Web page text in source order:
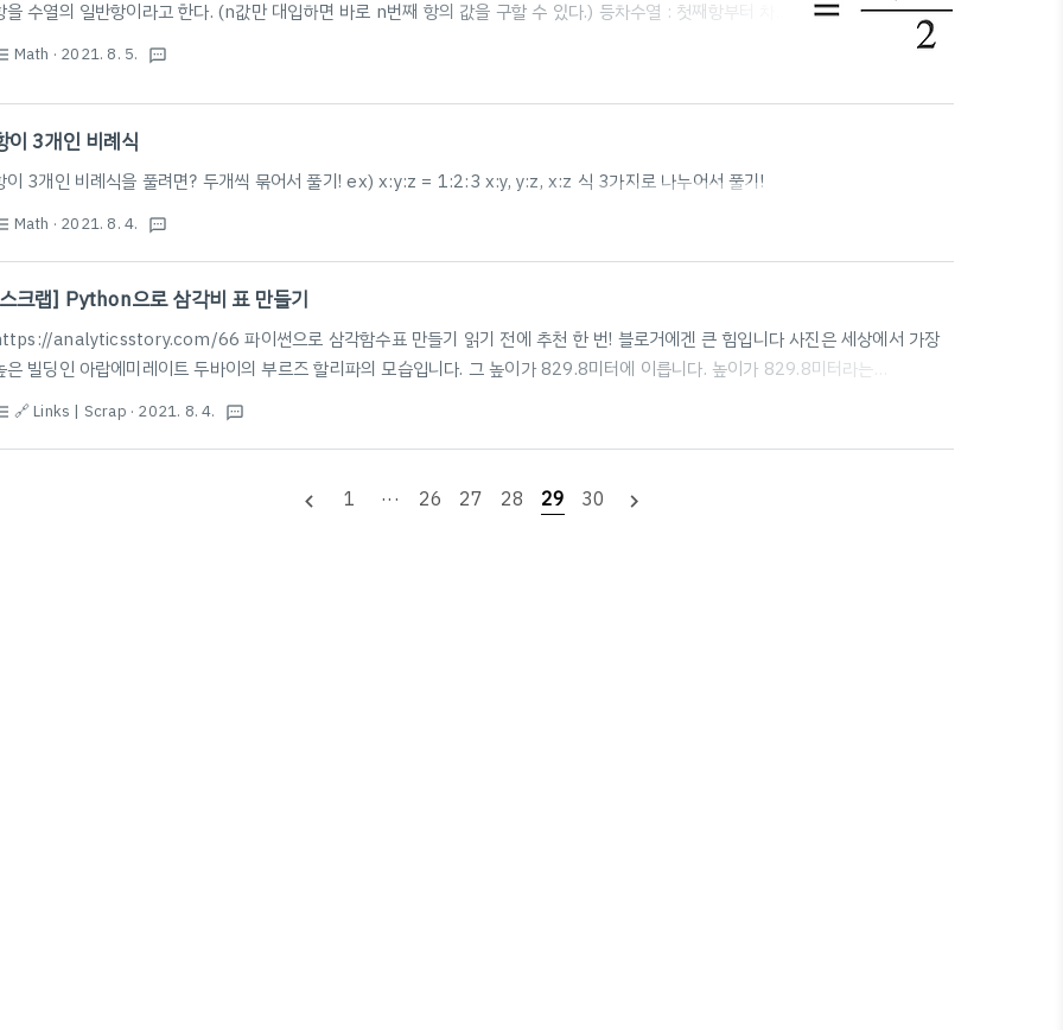
을 수열의 일반항이라고 한다. (n값만 대입하면 바로 n번째 항의 값을 구할 수 있다.) 등차수열 : 첫째항부터 차례
대로 일정한 수를 더하여 만든 수열 공차: 등차수열에서 더하는 일정한 수 (공통된 차이) 등차수열의 일반항:
n=a+ (n−1)d
다.b =
(b는 a와 c의 산술평균이다.) 등차수열의 합 등차수열의 첫째항부터 제n항까지의 합을 Sn이라고
면, (가우스가 1부터 100까지 더한 공식 이용)
Math · 2021. 8. 5. textsms
이 3개인 비례식
이 3개인 비례식을 풀려면? 두개씩 묶어서 풀기! ex) x:y:z = 1:2:3 x:y, y:z, x:z 식 3가지로 나누어서 풀기!
Math · 2021. 8. 4. textsms
크랩] Python으로 삼각비 표 만들기
analyticsstory.com/66 파이썬으로 삼각함수표 만들기 읽기 전에 추천 한 번! 블로거에겐 큰 힘입니다 사진은 세상에서 가장
은 빌딩인 아랍에미레이트 두바이의 부르즈 할리파의 모습입니다. 그 높이가 829.8미터에 이릅니다. 높이가 829.8미터라는
analyticsstory.com Try later…?
🔗 Links | Scrap · 2021. 8. 4. textsms
navigate_before 1 ··· 26 27 28 29 30 navigate_next